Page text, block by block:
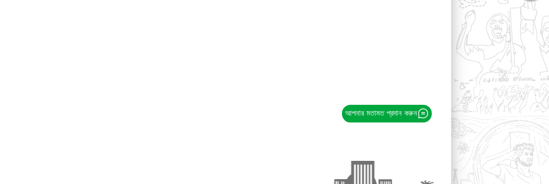
আপনার মতামত প্রদান করুন